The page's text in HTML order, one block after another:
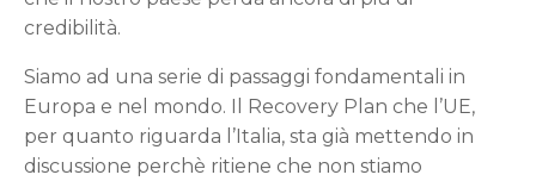
credibilità.
Siamo ad una serie di passaggi fondamentali in
Europa e nel mondo. Il Recovery Plan che l’UE,
per quanto riguarda l’Italia, sta già mettendo in
discussione perchè ritiene che non stiamo